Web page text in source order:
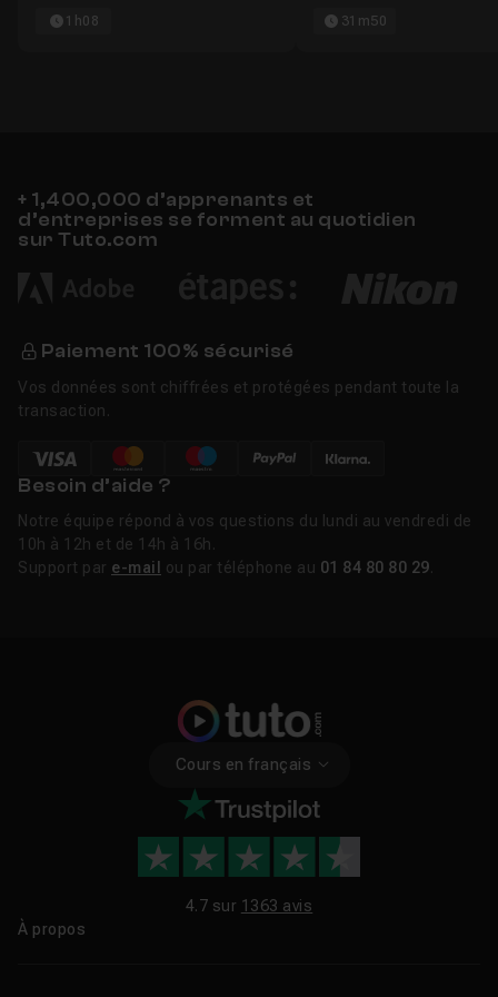
1h08 31m50
+ 1,400,000 d’apprenants et
d’entreprises se forment au quotidien
sur Tuto.com
Paiement 100% sécurisé
Vos données sont chiffrées et protégées pendant toute la
transaction.
Besoin d’aide ?
Notre équipe répond à vos questions du lundi au vendredi de
10h à 12h et de 14h à 16h.
Support par e-mail ou par téléphone au 01 84 80 80 29
Cours en français
4.7 sur 1363 avis
À propos